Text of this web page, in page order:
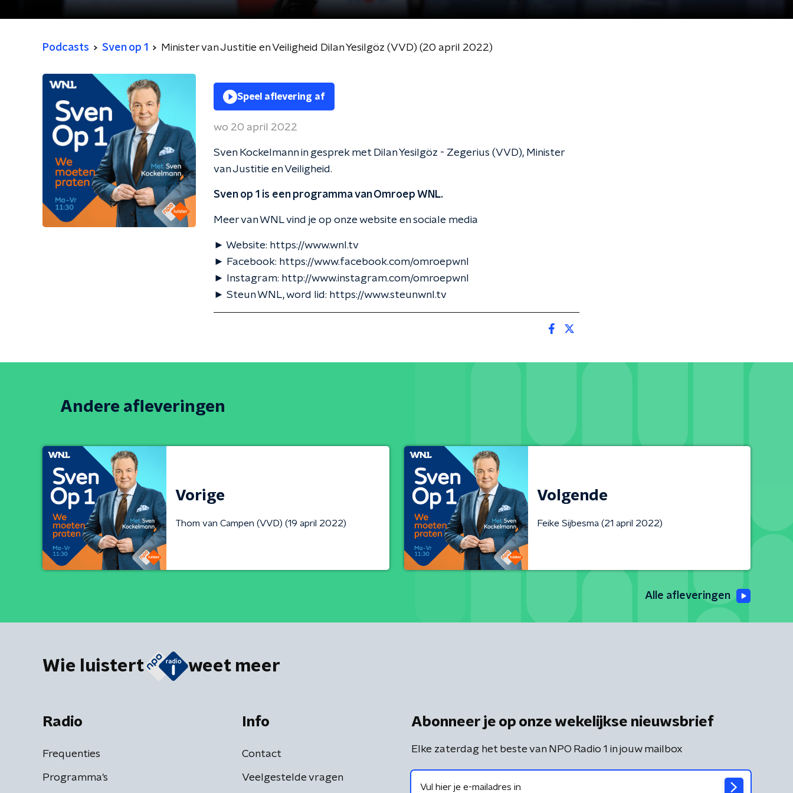
Podcasts Sven op 1 Minister van Justitie en Veiligheid Dilan Yesilgöz (VVD) (20 april 2022)
Speel aflevering af
wo 20 april 2022
Sven Kockelmann in gesprek met Dilan Yesilgöz - Zegerius (VVD), Minister
van Justitie en Veiligheid.
Sven op 1 is een programma van Omroep WNL.
Meer van WNL vind je op onze website en sociale media
► Website: https://www.wnl.tv
► Facebook: https://www.facebook.com/omroepwnl
► Instagram: http://www.instagram.com/omroepwnl
► Steun WNL, word lid: https://www.steunwnl.tv
Andere afleveringen
Vorige
Thom van Campen (VVD) (19 april 2022)
Volgende
Feike Sijbesma (21 april 2022)
Alle afleveringen
Wie luistert weet meer
Radio
Frequenties
Programma's
Info
Contact
Veelgestelde vragen
Abonneer je op onze wekelijkse nieuwsbrief
Elke zaterdag het beste van NPO Radio 1 in jouw mailbox